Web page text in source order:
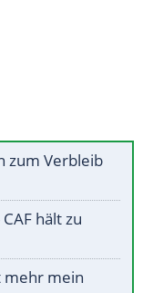
zum Verbleib
hält zu
mehr mein